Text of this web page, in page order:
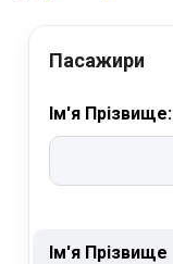
Пасажири
Ім'я Прізвище:
Ім'я Прізвище